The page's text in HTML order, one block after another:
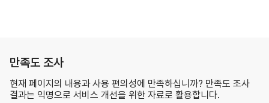
만족도 조사
현재 페이지의 내용과 사용 편의성에 만족하십니까? 만족도 조사
결과는 익명으로 서비스 개선을 위한 자료로 활용합니다.